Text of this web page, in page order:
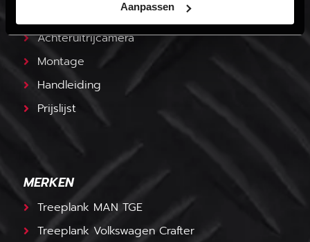
Aanpassen
Achteruitrijcamera
Montage
Handleiding
Prijslijst
MERKEN
Treeplank MAN TGE
Treeplank Volkswagen Crafter